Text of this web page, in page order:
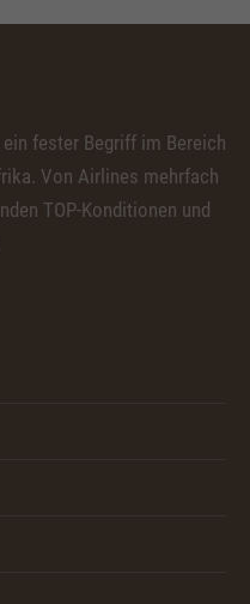
fester Begriff im Bereich
Von Airlines mehrfach
TOP-Konditionen und